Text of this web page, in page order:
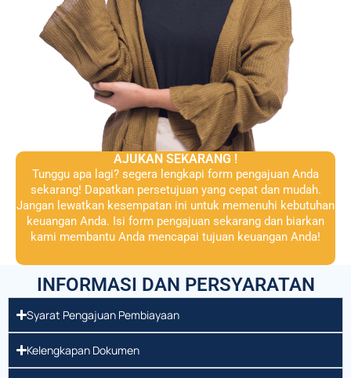
AJUKAN SEKARANG !
Tunggu apa lagi? segera lengkapi form pengajuan Anda
sekarang! Dapatkan persetujuan yang cepat dan mudah.
Jangan lewatkan kesempatan ini untuk memenuhi kebutuhan
keuangan Anda. Isi form pengajuan sekarang dan biarkan
kami membantu Anda mencapai tujuan keuangan Anda!
INFORMASI DAN PERSYARATAN
Syarat Pengajuan Pembiayaan
Kelengkapan Dokumen